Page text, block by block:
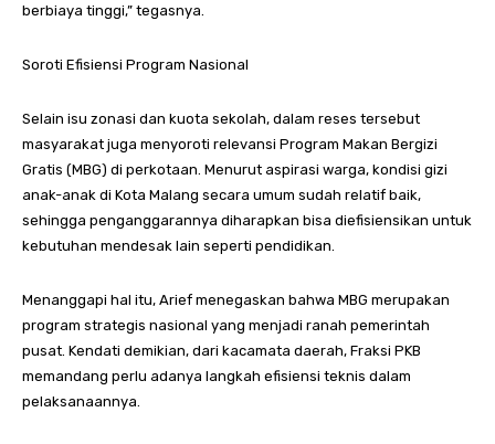
berbiaya tinggi,” tegasnya.
Soroti Efisiensi Program Nasional
Selain isu zonasi dan kuota sekolah, dalam reses tersebut
masyarakat juga menyoroti relevansi Program Makan Bergizi
Gratis (MBG) di perkotaan. Menurut aspirasi warga, kondisi gizi
anak-anak di Kota Malang secara umum sudah relatif baik,
sehingga penganggarannya diharapkan bisa diefisiensikan untuk
kebutuhan mendesak lain seperti pendidikan.
Menanggapi hal itu, Arief menegaskan bahwa MBG merupakan
program strategis nasional yang menjadi ranah pemerintah
pusat. Kendati demikian, dari kacamata daerah, Fraksi PKB
memandang perlu adanya langkah efisiensi teknis dalam
pelaksanaannya.